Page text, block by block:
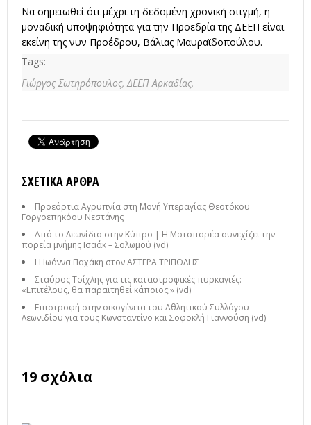
Να σημειωθεί ότι μέχρι τη δεδομένη χρονική στιγμή, η
μοναδική υποψηφιότητα για την Προεδρία της ΔΕΕΠ είναι
εκείνη της νυν Προέδρου, Βάλιας Μαυραϊδοπούλου.
Tags:
Γιώργος Σωτηρόπουλος, ΔΕΕΠ Αρκαδίας,
ΣΧΕΤΙΚΆ ΆΡΘΡΑ
Προεόρτια Αγρυπνία στη Μονή Υπεραγίας Θεοτόκου
Γοργοεπηκόου Νεστάνης
Από το Λεωνίδιο στην Κύπρο | Η Μοτοπαρέα συνεχίζει την
πορεία μνήμης Ισαάκ – Σολωμού (vd)
Η Ιωάννα Παχάκη στον ΑΣΤΕΡΑ ΤΡΙΠΟΛΗΣ
Σταύρος Τσίχλης για τις καταστροφικές πυρκαγιές:
«Επιτέλους, θα παραιτηθεί κάποιος;» (vd)
Επιστροφή στην οικογένεια του Αθλητικού Συλλόγου
Λεωνιδίου για τους Κωνσταντίνο και Σοφοκλή Γιαννούση (vd)
19 σχόλια